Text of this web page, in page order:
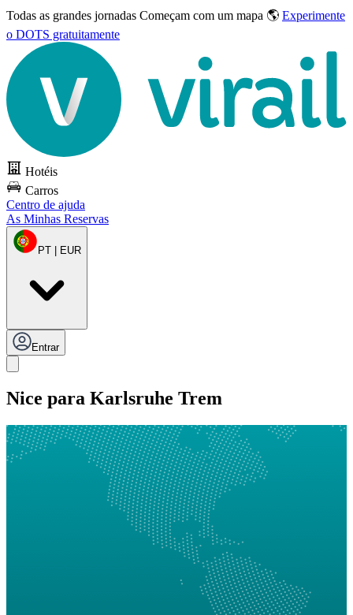
Todas as grandes jornadas Começam com um mapa 🌎 Experimente
o DOTS gratuitamente
Hotéis
Carros
Centro de ajuda
As Minhas Reservas
PT | EUR
Entrar
Nice para Karlsruhe Trem